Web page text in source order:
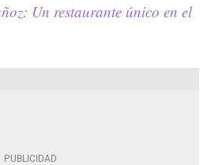
Un restaurante único en el